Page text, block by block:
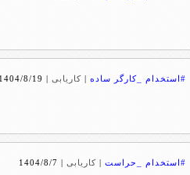
#استخدام _کارگر ساده | کاریابی|
1404/8/19
#استخدام _حراست | کاریابی|
1404/8/7